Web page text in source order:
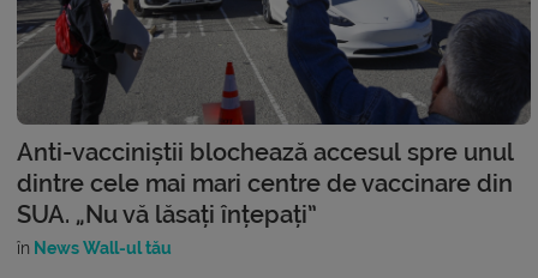
Anti-vacciniștii blochează accesul spre unul
dintre cele mai mari centre de vaccinare din
SUA. „Nu vă lăsați înțepați”
în News Wall-ul tău